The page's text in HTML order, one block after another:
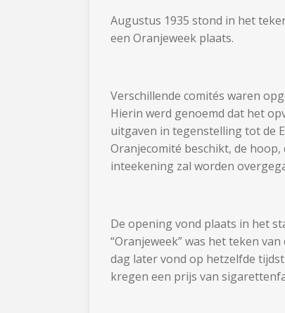
Augustus 1935 stond in het
een Oranjeweek plaats.
Verschillende comités waren
Hierin werd genoemd dat het
uitgaven in tegenstelling tot de
Oranjecomité beschikt, de
inteekening zal worden
De opening vond plaats in het
“Oranjeweek” was het teken
dag later vond op hetzelfde
kregen een prijs van